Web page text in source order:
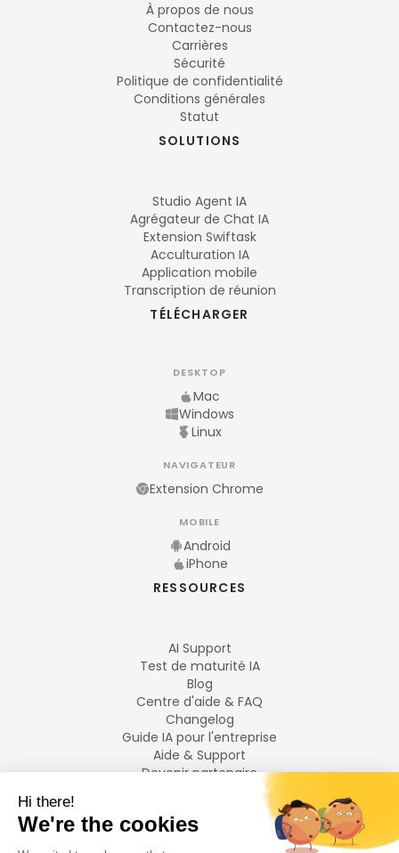
À propos de nous
Contactez-nous
Carrières
Sécurité
Politique de confidentialité
Conditions générales
Statut
SOLUTIONS
Studio Agent IA
Agrégateur de Chat IA
Extension Swiftask
Acculturation IA
Application mobile
Transcription de réunion
TÉLÉCHARGER
DESKTOP
Mac
Windows
Linux
NAVIGATEUR
Extension Chrome
MOBILE
Android
iPhone
RESSOURCES
AI Support
Test de maturité IA
Blog
Centre d'aide & FAQ
Changelog
Guide IA pour l'entreprise
Aide & Support
Devenir partenaire
LANGUES